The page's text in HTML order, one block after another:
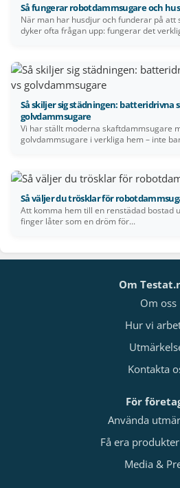
Så fungerar robotdammsugare och
När man har husdjur och funderar på
dyker ofta frågan upp: fungerar det
Så skiljer sig städningen: batteridrivna
golvdammsugare
Vi har ställt moderna skaftdammsugare
golvdammsugare i verkliga hem – inte
Så väljer du trösklar för
Att komma hem till en renstädad bostad
finger låter som en dröm för...
Om
Om oss
Hur vi
Kontakta
För
Använda
Få era
Media &